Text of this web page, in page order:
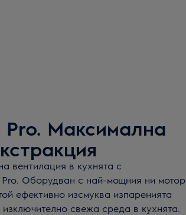
Pro. Максимална
вентилация в кухнята с
Оборудван с най-мощния ни мотор
ефективно изсмуква изпаренията
изключително свежа среда в кухнята.